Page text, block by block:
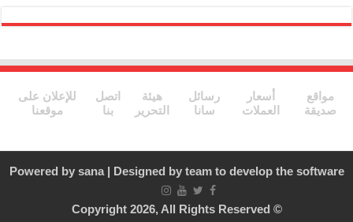
k
مواقع
صديقة
أسعار
العملات
رسائل
سانا
هيئة
التحرير
اتصل
بنا
للإعلان على
موقعنا
Powered by sana| Designed by team to develop the software
© Copyright 2026, All Rights Reserved